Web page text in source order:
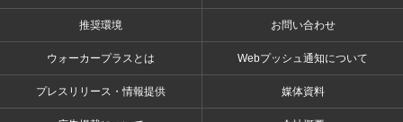
推奨環境 お問い合わせ
ウォーカープラスとは Webプッシュ通知について
プレスリリース・情報提供 媒体資料